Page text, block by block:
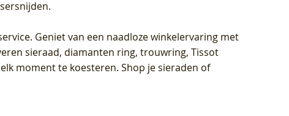
. Geniet van een naadloze winkelervaring met
sieraad, diamanten ring, trouwring, Tissot
moment te koesteren. Shop je sieraden of